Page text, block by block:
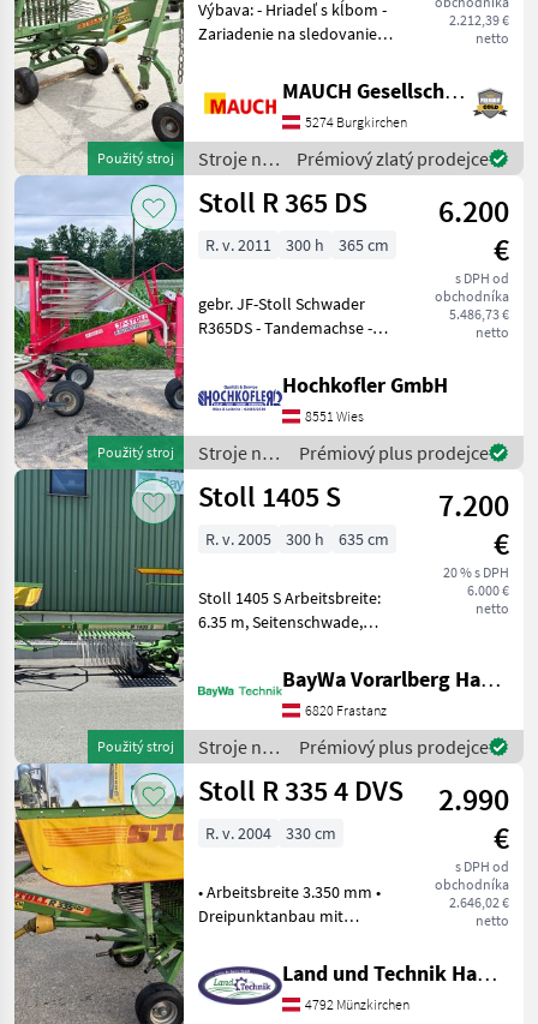
MARKETPLACE
Marketplace
Nabídky
prodejců
Použitý stroj
2.212,39 €
netto
Výbava: - Hriadeľ s kĺbom -
Zariadenie na sledovanie
Dotykové koleso -
Trojbodové pripojenie -
Plachta na riadky -
Mechanické nastavenie vý
MAUCH Gesellschaft m.b.H. & Co.KG
5274 Burgkirchen
Stroje na
zber
objemových
Stoll
Prémiový zlatý prodejce
Použitý stroj
Stoll R 365 DS
6.200
€
s DPH od
obchodníka
5.486,73 €
netto
R. v. 2011 300 h 365 cm
gebr. JF-Stoll Schwader
R365DS - Tandemachse -
voll funktionsfähig und
einsatzbereit. Standort:
8551 Wies Zavesený
riadkovač, Tandem
Hochkofler GmbH
8551 Wies
Stroje na
zber
objemových
Stoll
Prémiový plus prodejce
Použitý stroj
Stoll 1405 S
7.200
€
20 % s DPH
6.000 €
netto
R. v. 2005 300 h 635 cm
Stoll 1405 S Arbeitsbreite:
6.35 m, Seitenschwade,
mit je 12 Zinkenarme, 4
Doppelzinken je Zinkenarm
Beleuchtung, Zapfwelle,
Schwadtu
BayWa Vorarlberg HandelsGmbH BayWa Technik
6820 Frastanz
Stroje na
zber
objemových
Stoll
Prémiový plus prodejce
Stoll R 335 4 DVS
2.990
€
s DPH od
obchodníka
2.646,02 €
netto
R. v. 2004 330 cm
• Arbeitsbreite 3.350 mm •
Dreipunktanbau mit
abnehmbare Zinkenarme •
Schwadtuch verstellbar •
Breitreifen 15x6, 5 -8 •
Land und Technik HandelsgesmbH
4792 Münzkirchen